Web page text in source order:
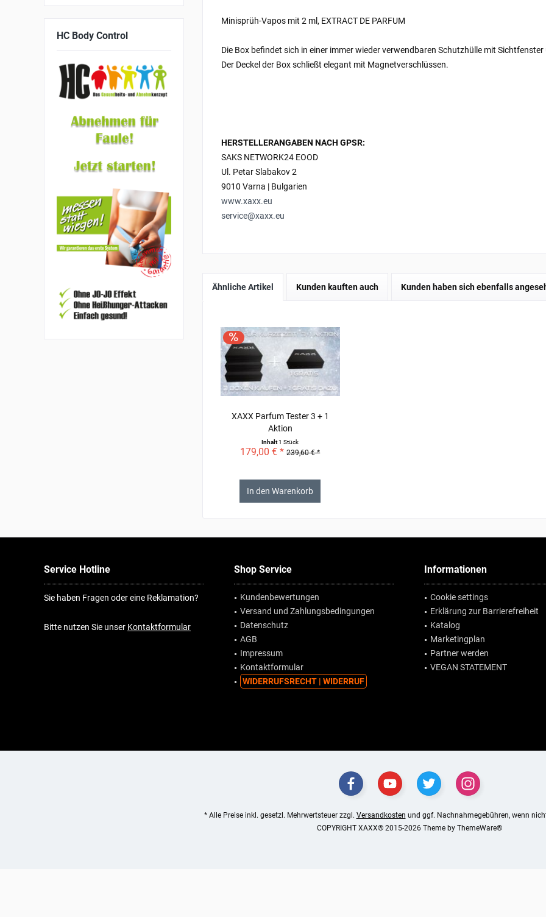
HC Body Control
Minisprüh-Vapos mit 2 ml, EXTRACT DE PARFUM
Die Box befindet sich in einer immer wieder verwendbaren Schutzhülle mit
Der Deckel der Box schließt elegant mit Magnetverschlüssen.
HERSTELLERANGABEN NACH GPSR:
SAKS NETWORK24 EOOD
Ul. Petar Slabakov 2
9010 Varna | Bulgarien
www.xaxx.eu
service@xaxx.eu
Ähnliche Artikel Kunden kauften auch Kunden haben sich ebenfalls
XAXX Parfum Tester 3 + 1
Aktion
Inhalt1 Stück
179,00 € * 239,60 € *
In den Warenkorb
Service Hotline
Sie haben Fragen oder eine Reklamation?
Bitte nutzen Sie unser Kontaktformular
Shop Service
Kundenbewertungen
Versand und Zahlungsbedingungen
Datenschutz
AGB
Impressum
Kontaktformular
WIDERRUFSRECHT | WIDERRUF
Informationen
Cookie settings
Erklärung zur Barrierefreiheit
Katalog
Marketingplan
Partner werden
VEGAN STATEMENT
* Alle Preise inkl. gesetzl. Mehrwertsteuer zzgl. Versandkosten und ggf. Nachnahmegebühren, wenn
COPYRIGHT XAXX® 2015-2026 Theme by ThemeWare®